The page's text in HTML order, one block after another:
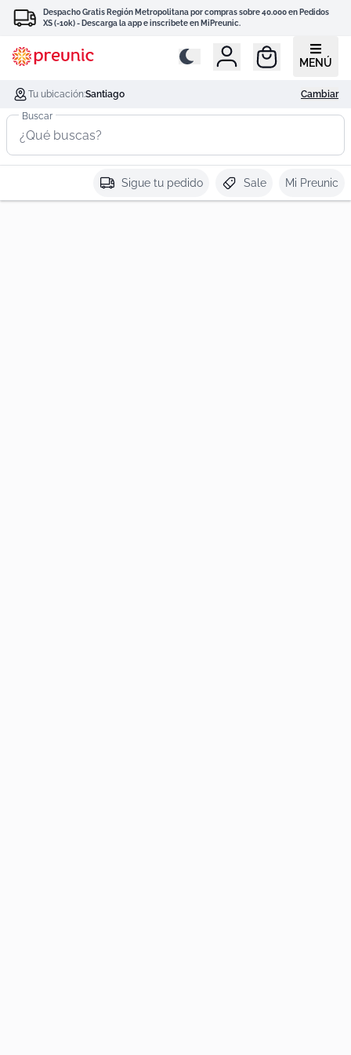
Despacho Gratis Región Metropolitana por compras sobre 40.000 en Pedidos
XS (-10k) - Descarga la app e inscribete en MiPreunic.
MENÚ
Tu ubicación:Santiago
Cambiar
Buscar
Sigue tu pedido Sale Mi Preunic